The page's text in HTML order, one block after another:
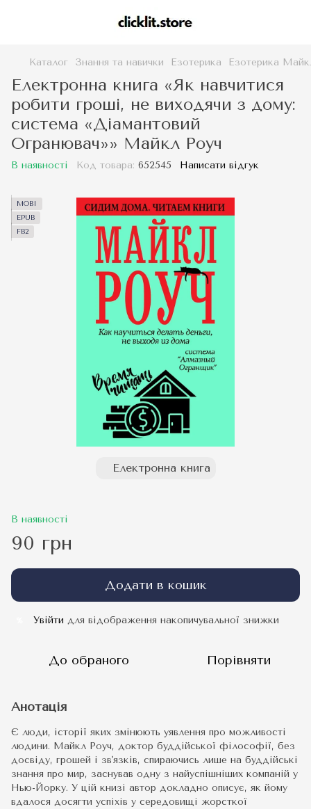
Каталог Знання та навички Езотерика Езотерика
Електронна книга «Як навчитися
робити гроші, не виходячи з дому:
система «Діамантовий
Огранювач»» Майкл Роуч
В наявності Код товара: 652545 Написати відгук
MOBI
EPUB
FB2
Електронна книга
В наявності
90 грн
Додати в кошик
Увійти для відображення накопичувальної знижки
До обраного Порівняти
Анотація
Є люди, історії яких змінюють уявлення про можливості
людини. Майкл Роуч, доктор буддійської філософії, без
досвіду, грошей і зв'язків, спираючись лише на буддійські
знання про мир, заснував одну з найуспішніших компаній у
Нью-Йорку. У цій книзі автор докладно описує, як йому
вдалося досягти успіхів у середовищі жорсткої